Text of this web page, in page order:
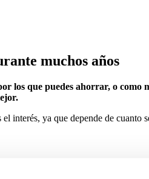
muchos años
los que puedes ahorrar, o
interés, ya que depende de cuanto